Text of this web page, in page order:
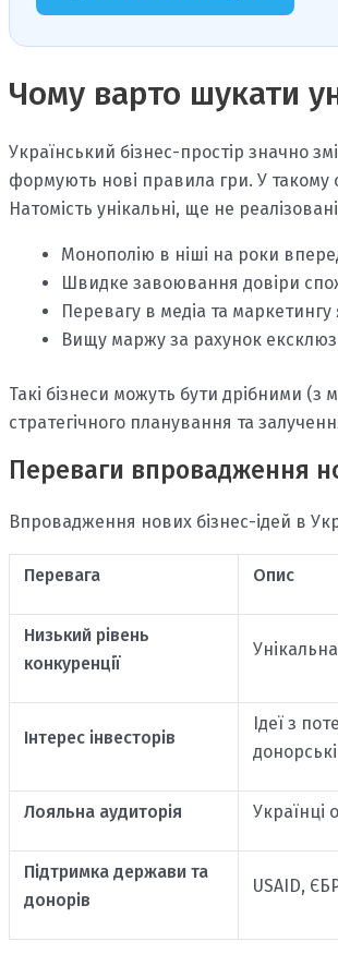
Чому варто шукати
Український бізнес-простір значно
формують нові правила гри. У такому
Натомість унікальні, ще не
Монополію в ніші на роки
Швидке завоювання довіри
Перевагу в медіа та
Вищу маржу за рахунок
Такі бізнеси можуть бути дрібними
стратегічного планування та
Переваги впровадження
Впровадження нових бізнес-ідей в
Перевага Опис
Низький рівень
конкуренції
Інтерес інвесторів
Ідеї з
Лояльна аудиторія Українці
Підтримка держави та
донорів
USAID,